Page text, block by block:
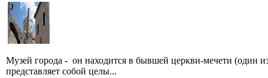
Музей города - он находится в бывшей церкви-мечети (один
представляет собой целы...